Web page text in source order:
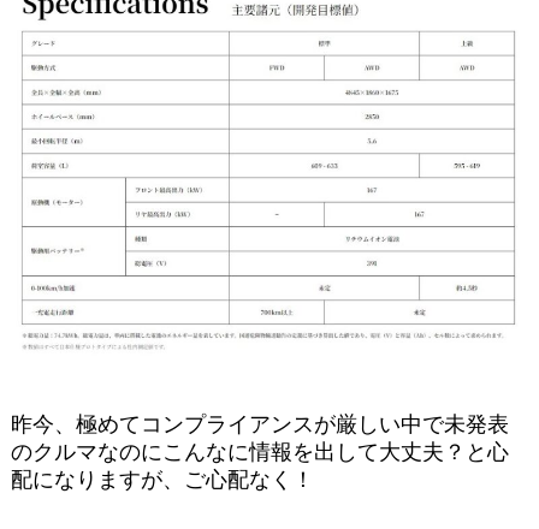
昨今、極めてコンプライアンスが厳しい中で未発表
のクルマなのにこんなに情報を出して大丈夫？と心
配になりますが、ご心配なく！